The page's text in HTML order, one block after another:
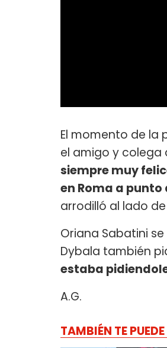
El momento de
el amigo y colega
siempre muy
en Roma a punto
arrodilló al lado
Oriana Sabatini
Dybala también
estaba
A.G.
TAMBIÉN TE